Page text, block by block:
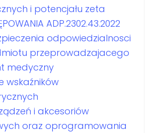
i potencjału zeta
ADP.2302.43.2022
odpowiedzialnosci
przeprowadzajacego
medyczny
wskaźników
i akcesoriów
oraz oprogramowania